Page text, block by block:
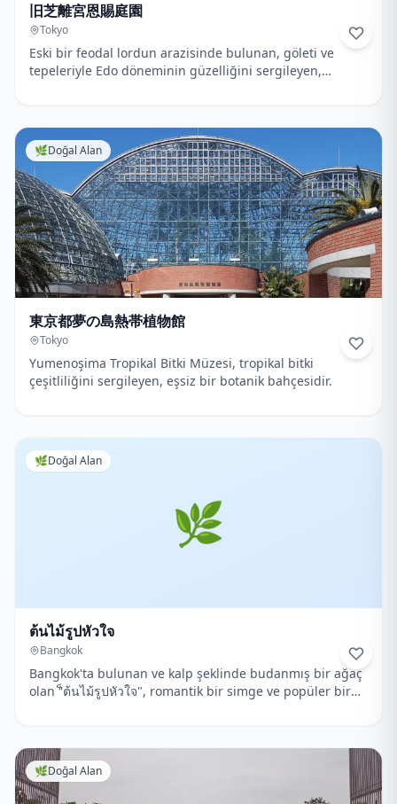
旧芝離宮恩賜庭園
Tokyo
Eski bir feodal lordun arazisinde bulunan, göleti ve
tepeleriyle Edo döneminin güzelliğini sergileyen,
🌿Doğal Alan
東京都夢の島熱帯植物館
Tokyo
Yumenoşima Tropikal Bitki Müzesi, tropikal bitki
çeşitliliğini sergileyen, eşsiz bir botanik bahçesidir.
🌿
🌿Doğal Alan
็ต้นไม้รูปหัวใจ
Bangkok
Bangkok'ta bulunan ve kalp şeklinde budanmış bir ağaç
olan "็ต้นไม้รูปหัวใจ", romantik bir simge ve popüler bir
🌿Doğal Alan